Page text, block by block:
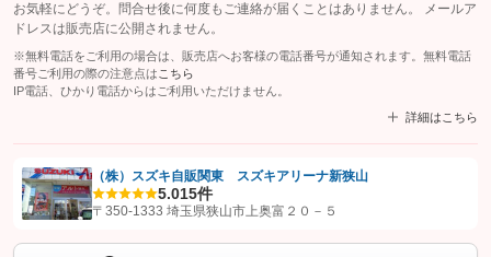
お気軽にどうぞ。問合せ後に何度もご連絡が届くことはありません。 メールア
ドレスは販売店に公開されません。
※無料電話をご利用の場合は、販売店へお客様の電話番号が通知されます。無料電話
番号ご利用の際の注意点は こちら
IP電話、ひかり電話からはご利用いただけません。
詳細はこちら
【STEP1】認証画面でグーネットを友だち追加してから「許可する」ボタンを押
（株）スズキ自販関東 スズキアリーナ新狭山
5.015件
〒350-1333 埼玉県狭山市上奥富２０－５